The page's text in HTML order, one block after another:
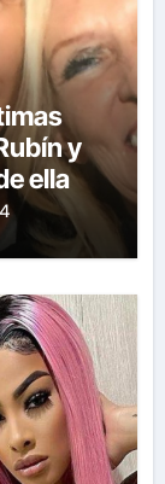
y
ella